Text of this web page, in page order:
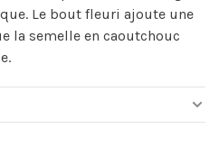
Le bout fleuri ajoute une
la semelle en caoutchouc